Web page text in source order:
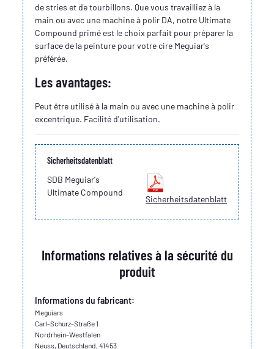
de stries et de tourbillons. Que vous travailliez à la
main ou avec une machine à polir DA, notre Ultimate
Compound primé est le choix parfait pour préparer la
surface de la peinture pour votre cire Meguiar's
préférée.
Les avantages:
Peut être utilisé à la main ou avec une machine à polir
excentrique. Facilité d'utilisation.
Sicherheitsdatenblatt
SDB Meguiar's
Ultimate Compound
Sicherheitsdatenblatt
Informations relatives à la sécurité du
produit
Informations du fabricant:
Meguiars
Carl-Schurz-Straße 1
Nordrhein-Westfalen
Neuss, Deutschland, 41453